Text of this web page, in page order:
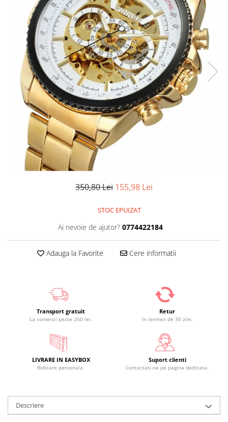
350,80 Lei 155,98 Lei
STOC EPUIZAT
Ai nevoie de ajutor? 0774422184
Adauga la Favorite Cere informatii
Transport gratuit
La comenzi peste 260 lei.
Retur
In termen de 30 zile.
LIVRARE IN EASYBOX
Ridicare personala.
Suport clienti
Contactati-ne pe pagina dedicata.
Descriere